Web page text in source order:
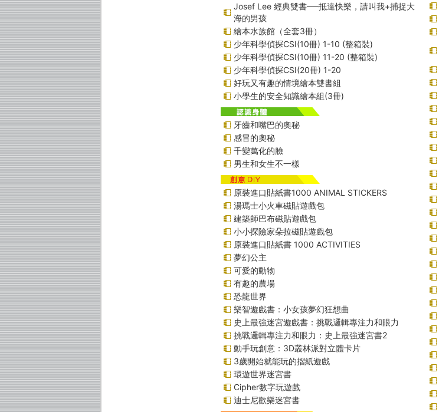
Josef Lee 經典雙書──抵達快樂，請叫我+捕捉大
海的男孩
繪本水族館（全套3冊）
少年科學偵探CSI(10冊) 1-10 (整箱裝)
少年科學偵探CSI(10冊) 11-20 (整箱裝)
少年科學偵探CSI(20冊) 1-20
好玩又有趣的情境繪本雙書組
小學生的安全知識繪本組(3冊)
牙齒和嘴巴的奧秘
感冒的奧秘
千變萬化的臉
男生和女生不一樣
原裝進口貼紙書1000 ANIMAL STICKERS
湯瑪士小火車磁貼遊戲包
建築師巴布磁貼遊戲包
小小探險家朵拉磁貼遊戲包
原裝進口貼紙書 1000 ACTIVITIES
夢幻公主
可愛的動物
有趣的農場
恐龍世界
樂智遊戲書：小女孩夢幻狂想曲
史上最強迷宮遊戲書：挑戰邏輯專注力和眼力
挑戰邏輯專注力和眼力：史上最強迷宮書2
動手玩創意：3D叢林派對立體卡片
3歲開始就能玩的摺紙遊戲
環遊世界迷宮書
Cipher數字玩遊戲
迪士尼歡樂迷宮書